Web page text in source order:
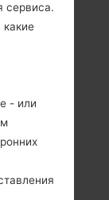
сервиса.
какие
- или